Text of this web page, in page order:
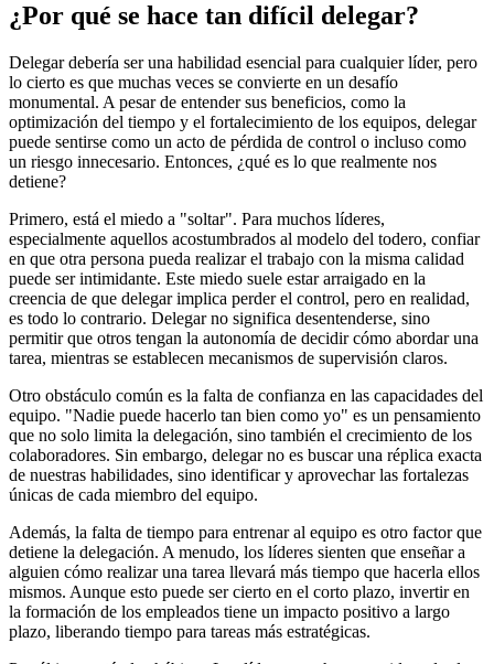
¿Por qué se hace tan difícil delegar?
Delegar debería ser una habilidad esencial para cualquier líder, pero
lo cierto es que muchas veces se convierte en un desafío
monumental. A pesar de entender sus beneficios, como la
optimización del tiempo y el fortalecimiento de los equipos, delegar
puede sentirse como un acto de pérdida de control o incluso como
un riesgo innecesario. Entonces, ¿qué es lo que realmente nos
detiene?
Primero, está el miedo a "soltar". Para muchos líderes,
especialmente aquellos acostumbrados al modelo del todero, confiar
en que otra persona pueda realizar el trabajo con la misma calidad
puede ser intimidante. Este miedo suele estar arraigado en la
creencia de que delegar implica perder el control, pero en realidad,
es todo lo contrario. Delegar no significa desentenderse, sino
permitir que otros tengan la autonomía de decidir cómo abordar una
tarea, mientras se establecen mecanismos de supervisión claros.
Otro obstáculo común es la falta de confianza en las capacidades del
equipo. "Nadie puede hacerlo tan bien como yo" es un pensamiento
que no solo limita la delegación, sino también el crecimiento de los
colaboradores. Sin embargo, delegar no es buscar una réplica exacta
de nuestras habilidades, sino identificar y aprovechar las fortalezas
únicas de cada miembro del equipo.
Además, la falta de tiempo para entrenar al equipo es otro factor que
detiene la delegación. A menudo, los líderes sienten que enseñar a
alguien cómo realizar una tarea llevará más tiempo que hacerla ellos
mismos. Aunque esto puede ser cierto en el corto plazo, invertir en
la formación de los empleados tiene un impacto positivo a largo
plazo, liberando tiempo para tareas más estratégicas.